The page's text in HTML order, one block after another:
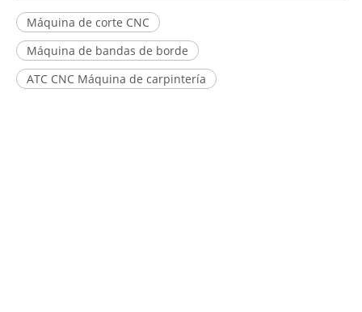
Máquina de corte CNC
Máquina de bandas de borde
ATC CNC Máquina de carpintería